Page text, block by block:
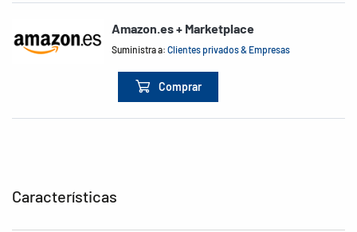
Amazon.es + Marketplace
Suministra a:Clientes privados & Empresas
Comprar
Características